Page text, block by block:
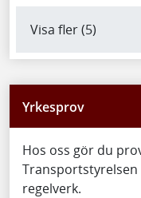
Visa fler (5)
Yrkesprov
Hos oss gör du
regelverk.